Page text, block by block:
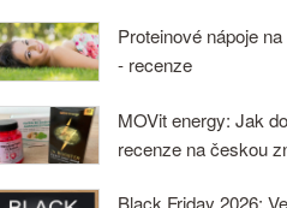
Proteinové nápoje
- recenze
MOVit energy: Jak
recenze na českou
Black Friday 2026: